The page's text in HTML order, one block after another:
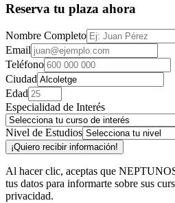
Reserva tu plaza ahora
Nombre Completo
Email
Teléfono
Ciudad
Edad
Especialidad de Interés
Nivel de Estudios
¡Quiero recibir información!
Al hacer clic, aceptas que
tus datos para informarte sobre sus
privacidad.